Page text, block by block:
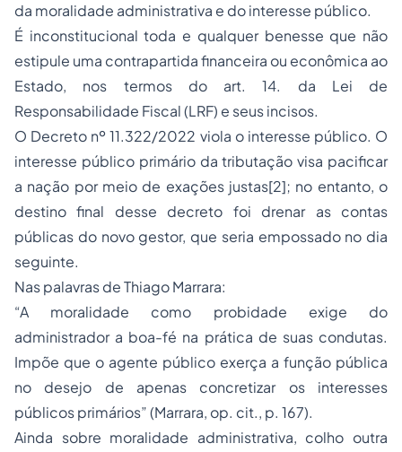
da moralidade administrativa e do interesse público.
É inconstitucional toda e qualquer benesse que não
estipule uma contrapartida financeira ou econômica ao
Estado, nos termos do art. 14. da Lei de
Responsabilidade Fiscal (LRF) e seus incisos.
O Decreto nº 11.322/2022 viola o interesse público. O
interesse público primário da tributação visa pacificar
a nação por meio de exações justas[2]; no entanto, o
destino final desse decreto foi drenar as contas
públicas do novo gestor, que seria empossado no dia
seguinte.
Nas palavras de Thiago Marrara:
“A moralidade como probidade exige do
administrador a boa-fé na prática de suas condutas.
Impõe que o agente público exerça a função pública
no desejo de apenas concretizar os interesses
públicos primários” (Marrara, op. cit., p. 167).
Ainda sobre moralidade administrativa, colho outra